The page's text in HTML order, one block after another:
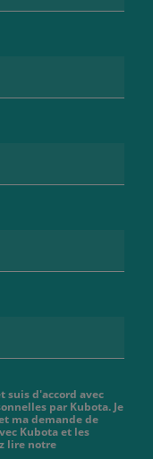
suis d'accord avec
par Kubota. Je
ma demande de
Kubota et les
lire notre